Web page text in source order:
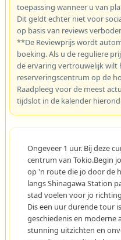
toepassing wanneer u van
Dit geldt echter niet voor
op basis van reviews
**De Reviewprijs wordt
boeking. Als u de reguliere
de ervaring vertrouwelijk wilt
reserveringscentrum op de
Raadpleeg voor de meest
tijdslot in de kalender
Ongeveer 1 uur. Bij deze
centrum van Tokio.Begin
op 'n route die jo door de
langs Shinagawa Station
stad voelen voor jo
Dis een uur durende tour
geschiedenis en moderne
stunning uitzichten en